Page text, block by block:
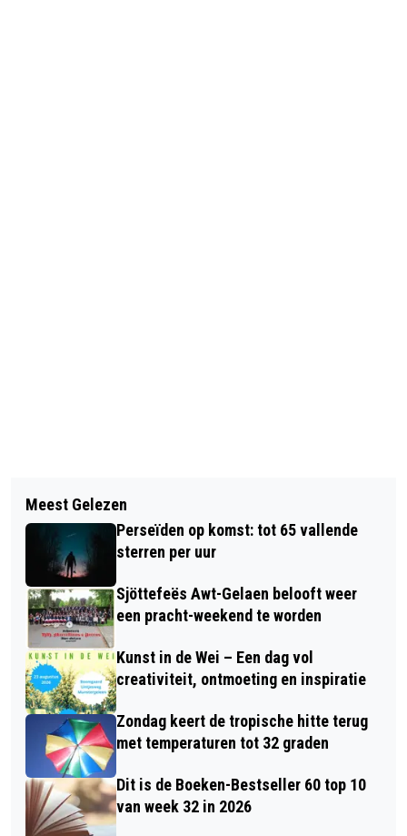
MAANDAGAVOND SJÖRKARRE
OPTOCH - DE KLEINSTE OPTOCHT
VAN SITTARD
RVS VRAAGT PUBLIEK OM INPUT IN
RECHTSZAKEN BASISADMINISTRATIE
Meest Gelezen
Perseïden op komst: tot 65 vallende
sterren per uur
Sjöttefeës Awt-Gelaen belooft weer
een pracht-weekend te worden
Kunst in de Wei – Een dag vol
creativiteit, ontmoeting en inspiratie
Zondag keert de tropische hitte terug
met temperaturen tot 32 graden
Dit is de Boeken-Bestseller 60 top 10
van week 32 in 2026